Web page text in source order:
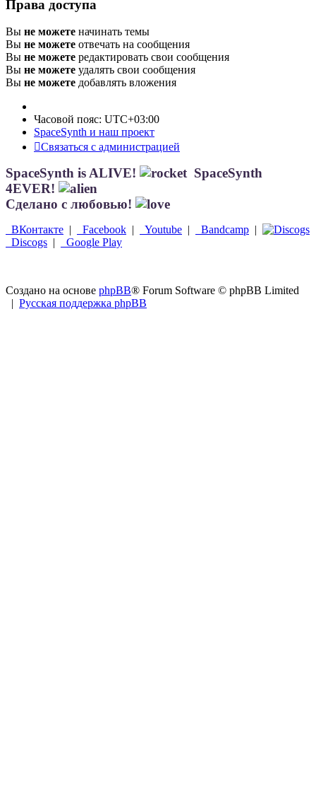
Права доступа
Вы не можете начинать темы
Вы не можете отвечать на сообщения
Вы не можете редактировать свои сообщения
Вы не можете удалять свои сообщения
Вы не можете добавлять вложения
Часовой пояс: UTC+03:00
SpaceSynth и наш проект
Связаться с администрацией
SpaceSynth is ALIVE!
SpaceSynth
4EVER!
Сделано с любовью!
ВКонтакте | Facebook | Youtube | Bandcamp |
Discogs | Google Play
Создано на основе phpBB® Forum Software © phpBB Limited
| Русская поддержка phpBB